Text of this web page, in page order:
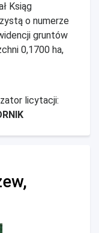
Ksiąg
o numerze
gruntów
0,1700 ha,
licytacji: